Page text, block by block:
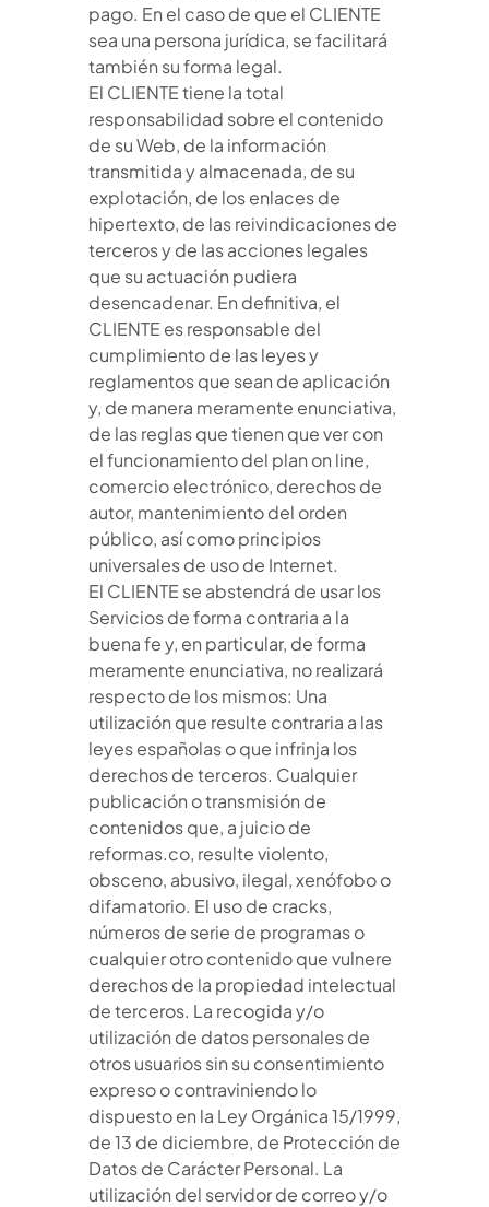
pago. En el caso de que el CLIENTE
sea una persona jurídica, se facilitará
también su forma legal.
El CLIENTE tiene la total
responsabilidad sobre el contenido
de su Web, de la información
transmitida y almacenada, de su
explotación, de los enlaces de
hipertexto, de las reivindicaciones de
terceros y de las acciones legales
que su actuación pudiera
desencadenar. En definitiva, el
CLIENTE es responsable del
cumplimiento de las leyes y
reglamentos que sean de aplicación
y, de manera meramente enunciativa,
de las reglas que tienen que ver con
el funcionamiento del plan on line,
comercio electrónico, derechos de
autor, mantenimiento del orden
público, así como principios
universales de uso de Internet.
El CLIENTE se abstendrá de usar los
Servicios de forma contraria a la
buena fe y, en particular, de forma
meramente enunciativa, no realizará
respecto de los mismos: Una
utilización que resulte contraria a las
leyes españolas o que infrinja los
derechos de terceros. Cualquier
publicación o transmisión de
contenidos que, a juicio de
reformas.co, resulte violento,
obsceno, abusivo, ilegal, xenófobo o
difamatorio. El uso de cracks,
números de serie de programas o
cualquier otro contenido que vulnere
derechos de la propiedad intelectual
de terceros. La recogida y/o
utilización de datos personales de
otros usuarios sin su consentimiento
expreso o contraviniendo lo
dispuesto en la Ley Orgánica 15/1999,
de 13 de diciembre, de Protección de
Datos de Carácter Personal. La
utilización del servidor de correo y/o